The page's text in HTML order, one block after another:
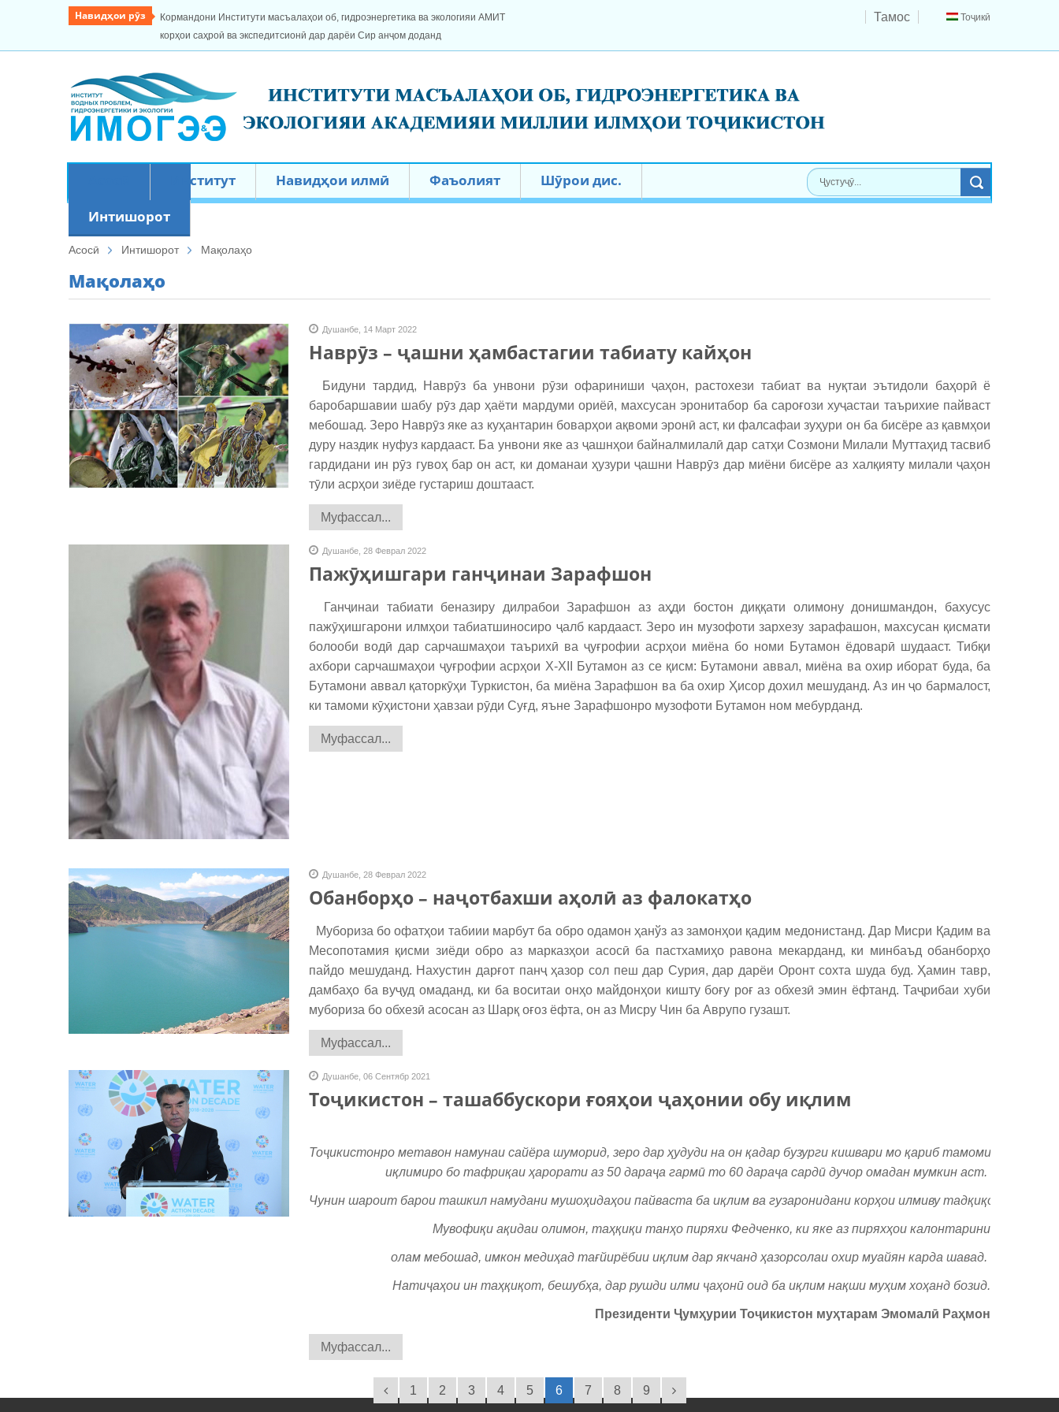
Навидҳои рӯз
Кормандони Институти масъалаҳои об, гидроэнергетика ва экологияи АМИТ
корҳои саҳроӣ ва экспедитсионӣ дар дарёи Сир анҷом доданд
Тоҷикӣ
Тамос
Институт Навидҳои илмӣ Фаъолият
Шӯрои дис.
Интишорот
Асосӣ Интишорот Мақолаҳо
Мақолаҳо
Душанбе, 14 Март 2022
Наврӯз – ҷашни ҳамбастагии табиату кайҳон
Бидуни тардид, Наврӯз ба унвони рӯзи офариниши ҷаҳон, растохези табиат ва нуқтаи эътидоли баҳорӣ ё
баробаршавии шабу рӯз дар ҳаёти мардуми ориёӣ, махсусан эронитабор ба сароғози хуҷастаи таърихие пайваст
мебошад. Зеро Наврӯз яке аз куҳантарин боварҳои ақвоми эронӣ аст, ки фалсафаи зуҳури он ба бисёре аз қавмҳои
дуру наздик нуфуз кардааст. Ба унвони яке аз ҷашнҳои байналмилалӣ дар сатҳи Созмони Милали Муттаҳид тасвиб
гардидани ин рӯз гувоҳ бар он аст, ки доманаи ҳузури ҷашни Наврӯз дар миёни бисёре аз халқияту милали ҷаҳон
тӯли асрҳои зиёде густариш доштааст.
Муфассал...
Душанбе, 28 Феврал 2022
Пажӯҳишгари ганҷинаи Зарафшон
Ганҷинаи табиати беназиру дилрабои Зарафшон аз аҳди бостон диққати олимону донишмандон, бахусус
пажӯҳишгарони илмҳои табиатшиносиро ҷалб кардааст. Зеро ин музофоти зархезу зарафашон, махсусан қисмати
болооби водӣ дар сарчашмаҳои таърихӣ ва ҷуғрофии асрҳои миёна бо номи Бутамон ёдоварӣ шудааст. Тибқи
ахбори сарчашмаҳои ҷуғрофии асрҳои X-XII Бутамон аз се қисм: Бутамони аввал, миёна ва охир иборат буда, ба
Бутамони аввал қаторкӯҳи Туркистон, ба миёна Зарафшон ва ба охир Ҳисор дохил мешуданд. Аз ин ҷо бармалост,
ки тамоми кӯҳистони ҳавзаи рӯди Суғд, яъне Зарафшонро музофоти Бутамон ном мебурданд.
Муфассал...
Душанбе, 28 Феврал 2022
Обанборҳо – наҷотбахши аҳолӣ аз фалокатҳо
Мубориза бо офатҳои табиии марбут ба обро одамон ҳанўз аз замонҳои қадим медонистанд. Дар Мисри Қадим ва
Месопотамия қисми зиёди обро аз марказҳои асосӣ ба пастхамиҳо равона мекарданд, ки минбаъд обанборҳо
пайдо мешуданд. Нахустин дарғот панҷ ҳазор сол пеш дар Сурия, дар дарёи Оронт сохта шуда буд. Ҳамин тавр,
дамбаҳо ба вуҷуд омаданд, ки ба воситаи онҳо майдонҳои кишту боғу роғ аз обхезӣ эмин ёфтанд. Таҷрибаи хуби
мубориза бо обхезӣ асосан аз Шарқ оғоз ёфта, он аз Мисру Чин ба Аврупо гузашт.
Муфассал...
Душанбе, 06 Сентябр 2021
Тоҷикистон – ташаббускори ғояҳои ҷаҳонии обу иқлим
Тоҷикистонро метавон намунаи сайёра шуморид, зеро дар ҳудуди на он қадар бузурги кишвари мо қариб тамоми
иқлимиро бо тафриқаи ҳарорати аз 50 дараҷа гармӣ то 60 дараҷа сардӣ дучор омадан мумкин аст.
Чунин шароит барои ташкил намудани мушоҳидаҳои пайваста ба иқлим ва гузаронидани корҳои илмиву тадқиқотӣ дар
Мувофиқи ақидаи олимон, таҳқиқи танҳо пиряхи Федченко, ки яке аз пиряхҳои калонтарини
олам мебошад, имкон медиҳад тағйирёбии иқлим дар якчанд ҳазорсолаи охир муайян карда шавад.
Натиҷаҳои ин таҳқиқот, бешубҳа, дар рушди илми ҷаҳонӣ оид ба иқлим нақши муҳим хоҳанд бозид.
Президенти Ҷумҳурии Тоҷикистон муҳтарам Эмомалӣ Раҳмон
Муфассал...
1 2 3 4 5 6 7 8 9